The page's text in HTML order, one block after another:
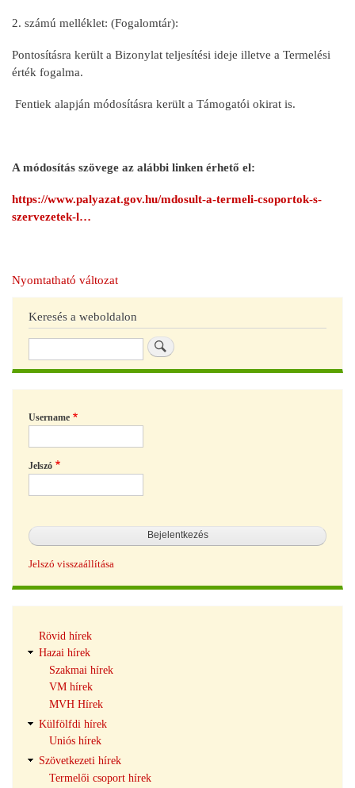
2. számú melléklet: (Fogalomtár):
Pontosításra került a Bizonylat teljesítési ideje illetve a Termelési
érték fogalma.
Fentiek alapján módosításra került a Támogatói okirat is.
A módosítás szövege az alábbi linken érhető el:
https://www.palyazat.gov.hu/mdosult-a-termeli-csoportok-s-
szervezetek-l…
Nyomtatható változat
Keresés a weboldalon
Keresés
Username
Jelszó
Jelszó visszaállítása
navigáció
Rövid hírek
Hazai hírek
Szakmai hírek
VM hírek
MVH Hírek
Külfölfdi hírek
Uniós hírek
Szövetkezeti hírek
Termelői csoport hírek